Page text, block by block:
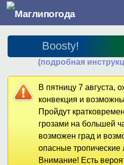
Перейти к содержимому
Boosty!
(подробная
В пятницу 7 августа,
конвекция и
Пройдут
грозами на большей
возможен град и
опасные тропические
Внимание! Есть